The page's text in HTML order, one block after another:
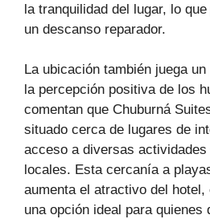
la tranquilidad del lugar, lo
un descanso reparador.
La ubicación también juega
la percepción positiva de los
comentan que Chuburná
situado cerca de lugares de
acceso a diversas
locales. Esta cercanía a
aumenta el atractivo del hotel,
una opción ideal para quienes